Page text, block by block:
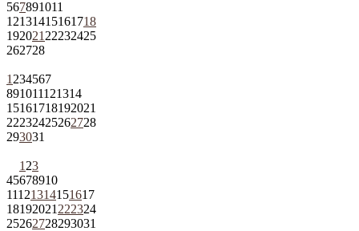
567891011
12131415161718
192021 22232425
262728
1 234567
891011121314
15161718192021
22232425262728
293031
1 23
45678910
11121314151617
18192021 222324
25262728293031